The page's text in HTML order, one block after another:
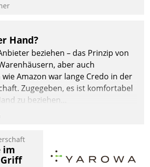
Hand?
beziehen – das Prinzip von
aber auch
Amazon war lange Credo in der
Zugegeben, es ist komfortabel
zu beziehen...
im